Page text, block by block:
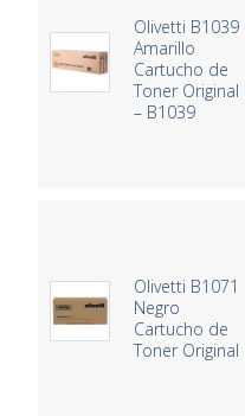
Olivetti B1039
Amarillo
Cartucho de
Toner Original
– B1039
Olivetti B1071
Negro
Cartucho de
Toner Original